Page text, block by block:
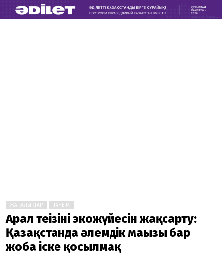
ЖАҢАЛЫҚТАР ТАНЫМ
Арал теңізінің экожүйесін жақсарту:
Қазақстанда әлемдік маңызы бар
жоба іске қосылмақ